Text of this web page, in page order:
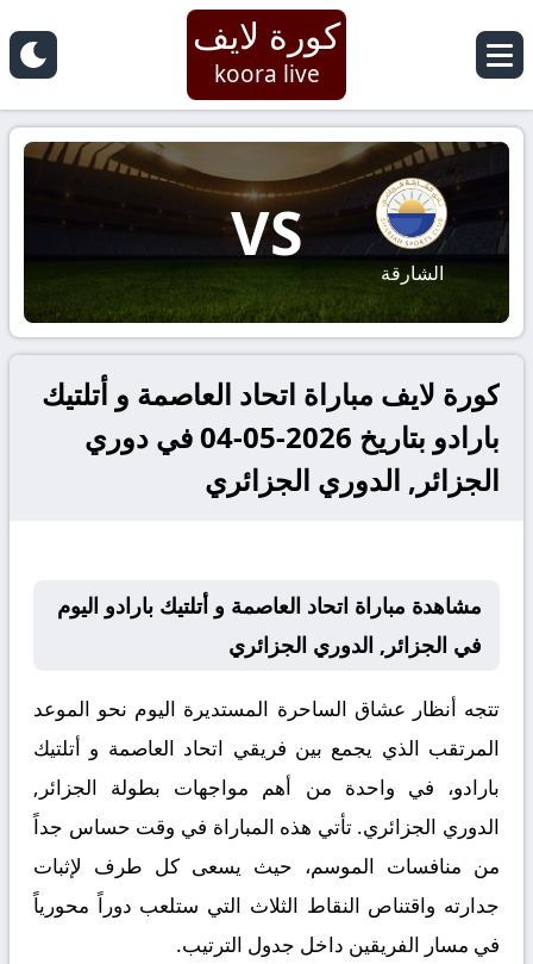
كورة لايف
koora live
الشارقة
VS
كورة لايف مباراة اتحاد العاصمة و أتلتيك
بارادو بتاريخ 2026-05-04 في دوري
الجزائر, الدوري الجزائري
مشاهدة مباراة اتحاد العاصمة و أتلتيك بارادو اليوم
في الجزائر, الدوري الجزائري
تتجه أنظار عشاق الساحرة المستديرة اليوم نحو الموعد
المرتقب الذي يجمع بين فريقي اتحاد العاصمة و أتلتيك
بارادو، في واحدة من أهم مواجهات بطولة الجزائر,
الدوري الجزائري. تأتي هذه المباراة في وقت حساس جداً
من منافسات الموسم، حيث يسعى كل طرف لإثبات
جدارته واقتناص النقاط الثلاث التي ستلعب دوراً محورياً
في مسار الفريقين داخل جدول الترتيب.